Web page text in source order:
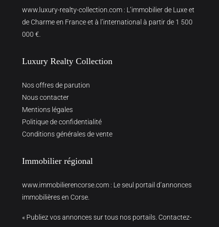
www.luxury-realty-collection.com : L’immobilier de Luxe et
de Charme en France et à l’international à partir de 1 500
000 €.
Luxury Realty Collection
Nos offres de parution
Nous contacter
Mentions légales
Politique de confidentialité
Conditions générales de vente
Immobilier régional
www.immobilierencorse.com : Le seul portail d’annonces
immobilières en Corse.
« Publiez vos annonces sur tous nos portails. Contactez-